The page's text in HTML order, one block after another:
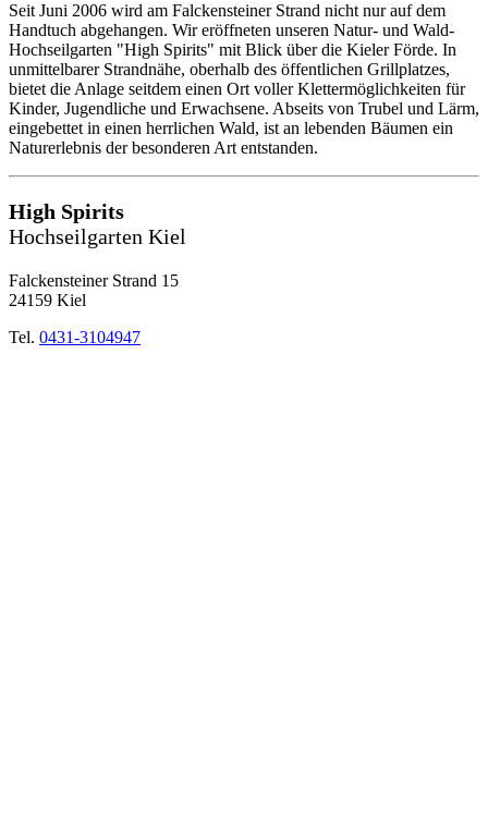
Seit Juni 2006 wird am Falckensteiner Strand nicht nur auf dem
Handtuch abgehangen. Wir eröffneten unseren Natur- und Wald-
Hochseilgarten "High Spirits" mit Blick über die Kieler Förde. In
unmittelbarer Strandnähe, oberhalb des öffentlichen Grillplatzes,
bietet die Anlage seitdem einen Ort voller Klettermöglichkeiten für
Kinder, Jugendliche und Erwachsene. Abseits von Trubel und Lärm,
eingebettet in einen herrlichen Wald, ist an lebenden Bäumen ein
Naturerlebnis der besonderen Art entstanden.
High Spirits
Hochseilgarten Kiel
Falckensteiner Strand 15
24159 Kiel
Tel. 0431-3104947